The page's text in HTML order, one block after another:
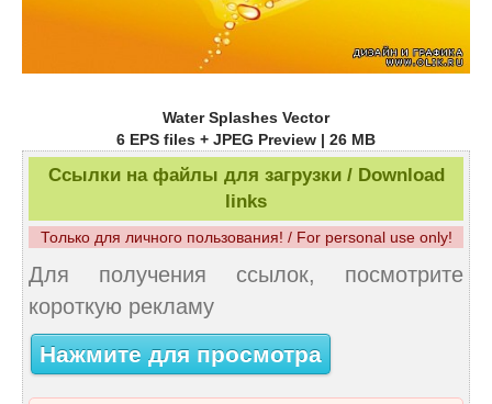
Water Splashes Vector
6 EPS files + JPEG Preview | 26 MB
Ссылки на файлы для загрузки / Download
links
Только для личного пользования! / For personal use only!
Для получения ссылок, посмотрите
короткую рекламу
Нажмите для просмотра